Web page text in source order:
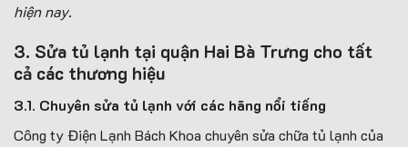
hiện nay.
3. Sửa tủ lạnh tại quận Hai Bà Trưng cho tất
cả các thương hiệu
3.1. Chuyên sửa tủ lạnh với các hãng nổi tiếng
Công ty Điện Lạnh Bách Khoa chuyên sửa chữa tủ lạnh của